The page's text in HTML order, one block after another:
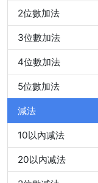
2位數加法
3位數加法
4位數加法
5位數加法
減法
10以內减法
20以內减法